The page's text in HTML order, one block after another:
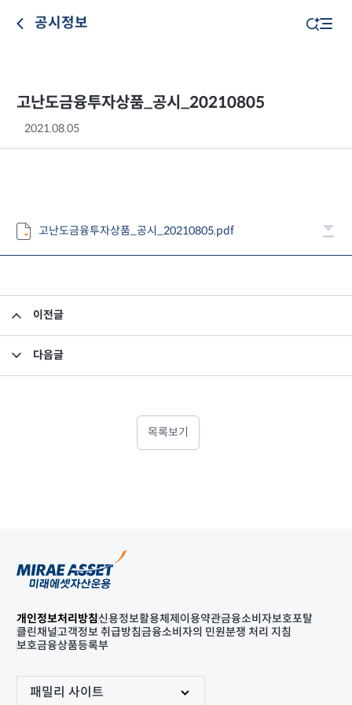
공시정보
고난도금융투자상품_공시_20210805
2021.08.05
고난도금융투자상품_공시_20210805.pdf
이전글
다음글
목록보기
개인정보처리방침신용정보활용체제 이용약관금융소비자보호포탈
클린채널고객정보 취급방침금융소비자의 민원분쟁 처리 지침
보호금융상품등록부
패밀리 사이트